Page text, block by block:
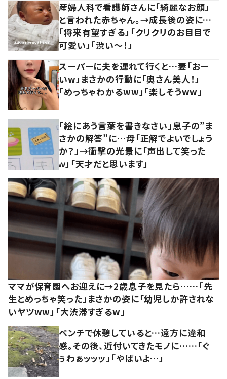
産婦人科で看護師さんに「綺麗なお顔」
と言われた赤ちゃん。→成長後の姿に…
「将来有望すぎる」「クリクリのお目目で
可愛い」「渋い～！」
スーパーに夫を連れて行くと…妻「おー
いw」まさかの行動に「奥さん美人！」
「めっちゃわかるww」「楽しそうww」
「絵にあう言葉を書きなさい」息子の”ま
さかの解答”に…母「正解でよいでしょう
か？」→衝撃の光景に「声出して笑った
ｗ」「天才だと思います」
ママが保育園へお迎えに→2歳息子を見たら……「先
生とめっちゃ笑った」まさかの姿に「幼児しか許されな
いヤツww」「大渋滞すぎるw」
ベンチで休憩していると…遠方に違和
感。その後、近付いてきたモノに……「ぐ
ぅわぁッッッ」「やばいよ…」